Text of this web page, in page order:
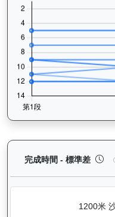
完成時間 - 標準差